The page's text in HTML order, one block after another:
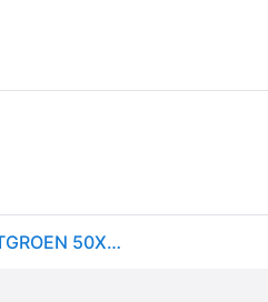
TRIXIE KRABGOLF MIMI KARTON MET CATNIP MINTGROEN 50X23X9 CM 2 ST